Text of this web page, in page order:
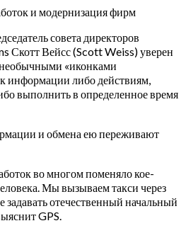
и модернизация фирм
совета директоров
Скотт Вейсс (Scott Weiss) уверен
необычными «иконками
информации либо действиям,
выполнить в определенное время
и обмена ею переживают
во многом поменяло кое-
Мы вызываем такси через
отечественный начальный
GPS.